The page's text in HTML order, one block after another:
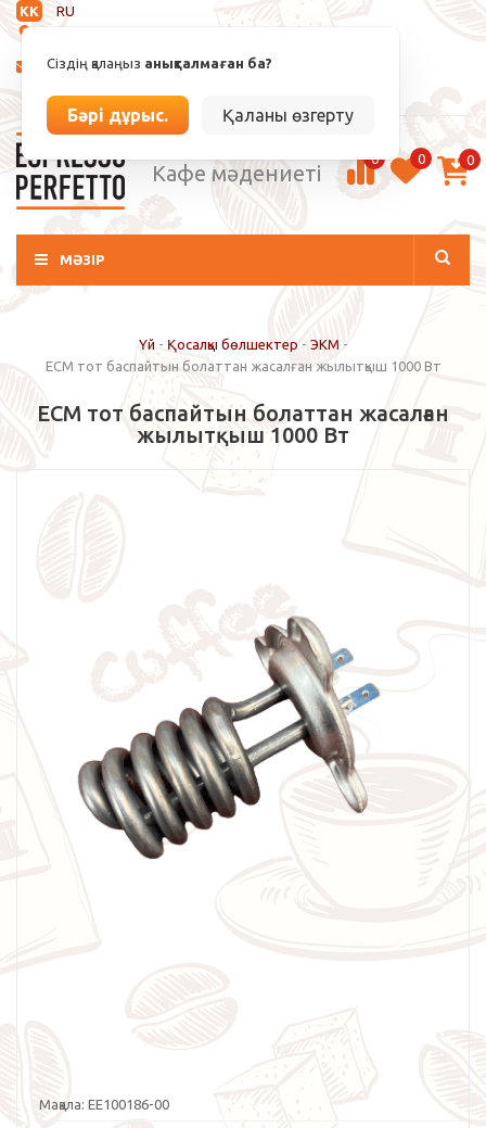
KK
RU
Сіздің қалаңыз анықталмаған ба?
Бәрі дұрыс. Қаланы өзгерту
info@espressoperfetto.kz
Кафе мәдениеті
0 0 0
МӘЗІР
Үй- Қосалқы бөлшектер - ЭКМ -
ECM тот баспайтын болаттан жасалған жылытқыш 1000 Вт
ECM тот баспайтын болаттан жасалған
жылытқыш 1000 Вт
Мақала: EE100186-00